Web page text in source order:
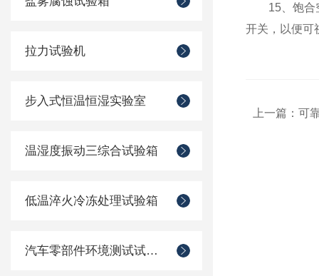
拉力试验机
步入式恒温恒湿实验室
温湿度振动三综合试验箱
低温淬火冷冻处理试验箱
汽车零部件环境测试试验箱
15、饱合空
开关，以便可
上一篇： 可